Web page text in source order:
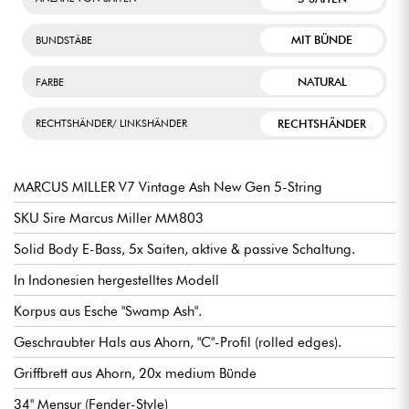
BUNDSTÄBE MIT BÜNDE
FARBE NATURAL
RECHTSHÄNDER/ LINKSHÄNDER RECHTSHÄNDER
MARCUS MILLER V7 Vintage Ash New Gen 5-String
SKU Sire Marcus Miller MM803
Solid Body E-Bass, 5x Saiten, aktive & passive Schaltung.
In Indonesien hergestelltes Modell
Korpus aus Esche "Swamp Ash".
Geschraubter Hals aus Ahorn, "C"-Profil (rolled edges).
Griffbrett aus Ahorn, 20x medium Bünde
34" Mensur (Fender-Style)